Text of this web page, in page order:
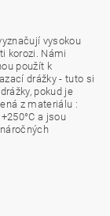
vysokou
korozi. Námi
použít k
drážky - tuto si
pokud je
z materiálu :
a jsou